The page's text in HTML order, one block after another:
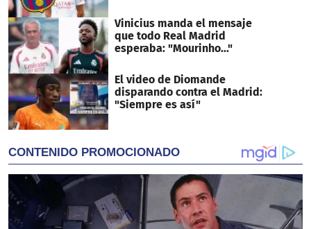
Vinicius manda el mensaje
que todo Real Madrid
esperaba: "Mourinho..."
El video de Diomande
disparando contra el Madrid:
"Siempre es así"